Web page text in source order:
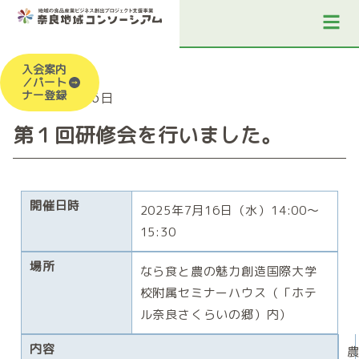
入会案内
／パート
ナー登録
2025年7月16日
第１回研修会を行いました。
開催日時
2025年7月16日（水）14:00〜
15:30
場所
なら食と農の魅力創造国際大学
校附属セミナーハウス（「ホテ
ル奈良さくらいの郷）内）
内容 農